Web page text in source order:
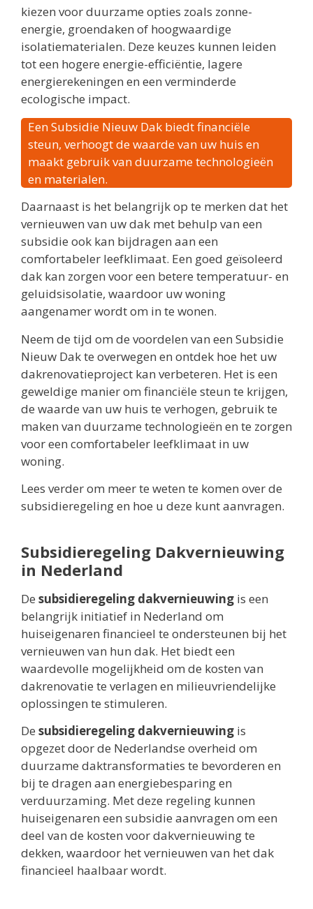
kiezen voor duurzame opties zoals zonne-
energie, groendaken of hoogwaardige
isolatiematerialen. Deze keuzes kunnen leiden
tot een hogere energie-efficiëntie, lagere
energierekeningen en een verminderde
ecologische impact.
Een Subsidie Nieuw Dak biedt financiële
steun, verhoogt de waarde van uw huis en
maakt gebruik van duurzame technologieën
en materialen.
Daarnaast is het belangrijk op te merken dat het
vernieuwen van uw dak met behulp van een
subsidie ook kan bijdragen aan een
comfortabeler leefklimaat. Een goed geïsoleerd
dak kan zorgen voor een betere temperatuur- en
geluidsisolatie, waardoor uw woning
aangenamer wordt om in te wonen.
Neem de tijd om de voordelen van een Subsidie
Nieuw Dak te overwegen en ontdek hoe het uw
dakrenovatieproject kan verbeteren. Het is een
geweldige manier om financiële steun te krijgen,
de waarde van uw huis te verhogen, gebruik te
maken van duurzame technologieën en te zorgen
voor een comfortabeler leefklimaat in uw
woning.
Lees verder om meer te weten te komen over de
subsidieregeling en hoe u deze kunt aanvragen.
Subsidieregeling Dakvernieuwing
in Nederland
De subsidieregeling dakvernieuwing is een
belangrijk initiatief in Nederland om
huiseigenaren financieel te ondersteunen bij het
vernieuwen van hun dak. Het biedt een
waardevolle mogelijkheid om de kosten van
dakrenovatie te verlagen en milieuvriendelijke
oplossingen te stimuleren.
De subsidieregeling dakvernieuwing is
opgezet door de Nederlandse overheid om
duurzame daktransformaties te bevorderen en
bij te dragen aan energiebesparing en
verduurzaming. Met deze regeling kunnen
huiseigenaren een subsidie aanvragen om een
deel van de kosten voor dakvernieuwing te
dekken, waardoor het vernieuwen van het dak
financieel haalbaar wordt.